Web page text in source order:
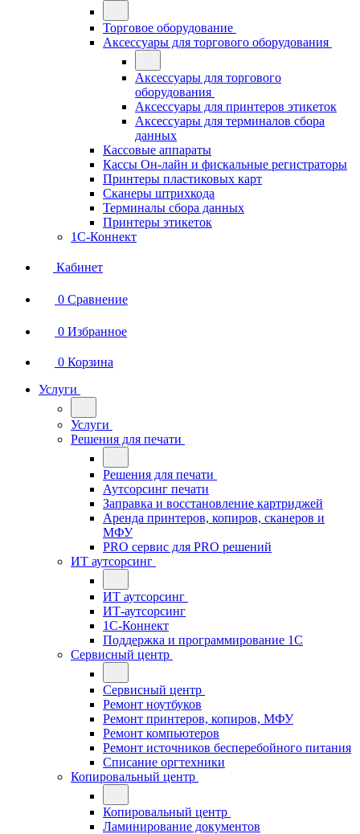
Торговое оборудование
Аксессуары для торгового оборудования
Аксессуары для торгового
оборудования
Аксессуары для принтеров этикеток
Аксессуары для терминалов сбора
данных
Кассовые аппараты
Кассы Он-лайн и фискальные регистраторы
Принтеры пластиковых карт
Сканеры штрихкода
Терминалы сбора данных
Принтеры этикеток
1С-Коннект
Кабинет
0 Сравнение
0 Избранное
0 Корзина
Услуги
Услуги
Решения для печати
Решения для печати
Аутсорсинг печати
Заправка и восстановление картриджей
Аренда принтеров, копиров, сканеров и
МФУ
PRO сервис для PRO решений
ИТ аутсорсинг
ИТ аутсорсинг
ИТ-аутсорсинг
1С-Коннект
Поддержка и программирование 1С
Сервисный центр
Сервисный центр
Ремонт ноутбуков
Ремонт принтеров, копиров, МФУ
Ремонт компьютеров
Ремонт источников бесперебойного питания
Списание оргтехники
Копировальный центр
Копировальный центр
Ламинирование документов